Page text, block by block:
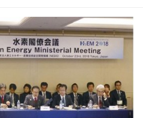
Énergie,
2019 (I)
Développement Durable05